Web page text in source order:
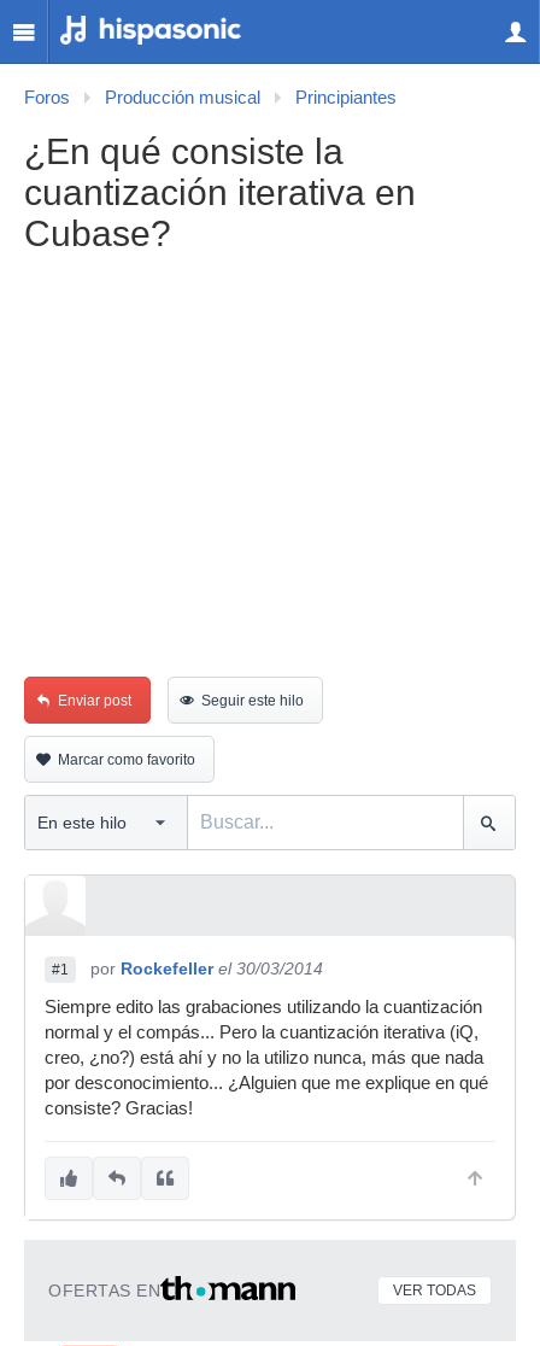
Foros Producción musical Principiantes
¿En qué consiste la
cuantización iterativa en
Cubase?
Enviar post Seguir este hilo
Marcar como favorito
#1 por Rockefeller el 30/03/2014
Siempre edito las grabaciones utilizando la cuantización
normal y el compás... Pero la cuantización iterativa (iQ,
creo, ¿no?) está ahí y no la utilizo nunca, más que nada
por desconocimiento... ¿Alguien que me explique en qué
consiste? Gracias!
OFERTAS EN VER TODAS